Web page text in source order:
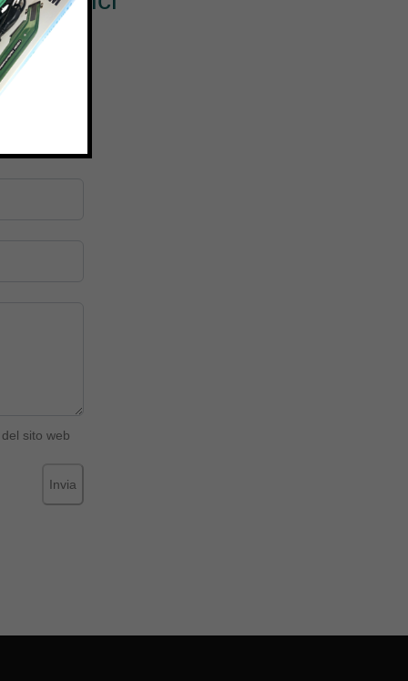
del sito web
Invia